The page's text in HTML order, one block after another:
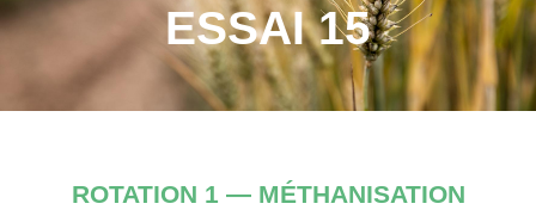
ESSAI 15
ROTATION 1 — MÉTHANISATION